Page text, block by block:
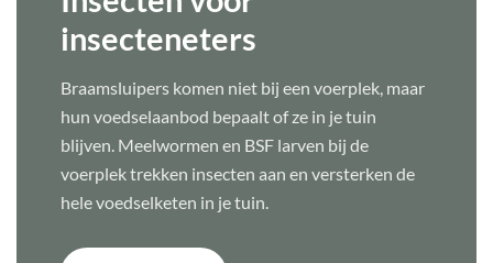
insecteneters
Braamsluipers komen niet bij een voerplek, maar
hun voedselaanbod bepaalt of ze in je tuin
blijven. Meelwormen en BSF larven bij de
voerplek trekken insecten aan en versterken de
hele voedselketen in je tuin.